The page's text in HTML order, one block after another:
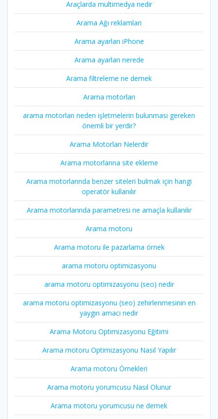
Araçlarda multimedya nedir
Arama Ağı reklamları
Arama ayarları iPhone
Arama ayarları nerede
Arama filtreleme ne demek
Arama motorları
arama motorları neden işletmelerin bulunması gereken
önemli bir yerdir?
Arama Motorları Nelerdir
Arama motorlarına site ekleme
Arama motorlarında benzer siteleri bulmak için hangi
operatör kullanılır
Arama motorlarında parametresi ne amaçla kullanılır
Arama motoru
Arama motoru ile pazarlama örnek
arama motoru optimizasyonu
arama motoru optimizasyonu (seo) nedir
arama motoru optimizasyonu (seo) zehirlenmesinin en
yaygın amacı nedir
Arama Motoru Optimizasyonu Eğitimi
Arama motoru Optimizasyonu Nasıl Yapılır
Arama motoru Örnekleri
Arama motoru yorumcusu Nasıl Olunur
Arama motoru yorumcusu ne demek